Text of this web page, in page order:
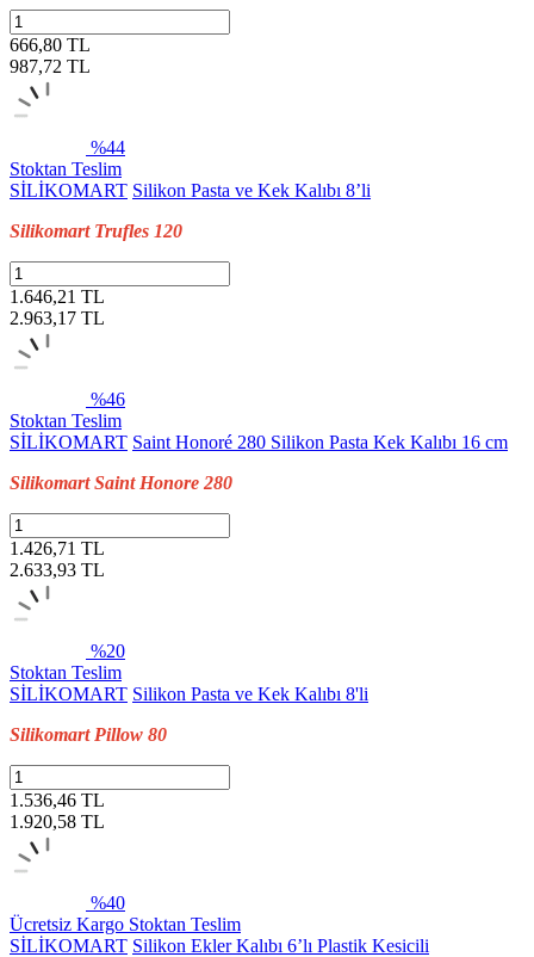
666,80 TL
987,72 TL
%44
Stoktan Teslim
SİLİKOMART Silikon Pasta ve Kek Kalıbı 8’li
Silikomart Trufles 120
1.646,21 TL
2.963,17 TL
%46
Stoktan Teslim
SİLİKOMART Saint Honoré 280 Silikon Pasta Kek Kalıbı 16 cm
Silikomart Saint Honore 280
1.426,71 TL
2.633,93 TL
%20
Stoktan Teslim
SİLİKOMART Silikon Pasta ve Kek Kalıbı 8'li
Silikomart Pillow 80
1.536,46 TL
1.920,58 TL
%40
Ücretsiz Kargo Stoktan Teslim
SİLİKOMART Silikon Ekler Kalıbı 6’lı Plastik Kesicili